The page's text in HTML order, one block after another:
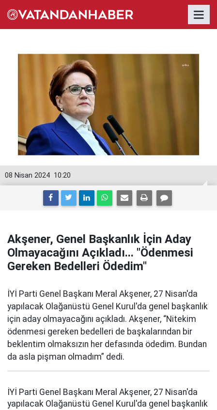
10:20
08 Nisan 2024
Akşener, Genel Başkanlık İçin Aday
Olmayacağını Açıkladı... "Ödenmesi
Gereken Bedelleri Ödedim"
İYİ Parti Genel Başkanı Meral Akşener, 27 Nisan'da
yapılacak Olağanüstü Genel Kurul'da genel başkanlık
için aday olmayacağını açıkladı. Akşener, “Nitekim
ödenmesi gereken bedelleri de başkalarından bir
beklentim olmaksızın her defasında ödedim. Bundan
da asla pişman olmadım” dedi.
İYİ Parti Genel Başkanı Meral Akşener, 27 Nisan'da
yapılacak Olağanüstü Genel Kurul'da genel başkanlık